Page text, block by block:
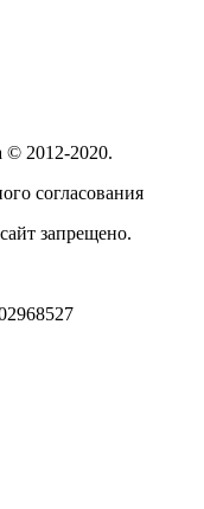
© 2012-2020.
согласования
запрещено.